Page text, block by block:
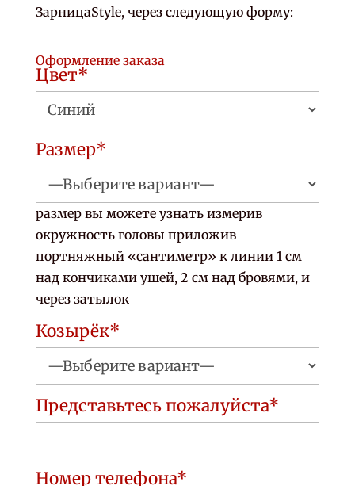
ЗарницаStyle, через следующую форму:
Оформление заказа
Цвет*
Размер*
размер вы можете узнать измерив
окружность головы приложив
портняжный «сантиметр» к линии 1 см
над кончиками ушей, 2 см над бровями, и
через затылок
Козырёк*
Представьтесь пожалуйста*
Номер телефона*